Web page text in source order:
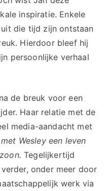
inspiratie. Enkele
die tijd zijn ontstaan
Hierdoor bleef hij
persoonlijke verhaal
de breuk voor een
Haar relatie met de
media-aandacht met
Wesley een leven
Tegelijkertijd
onder meer door
werk via